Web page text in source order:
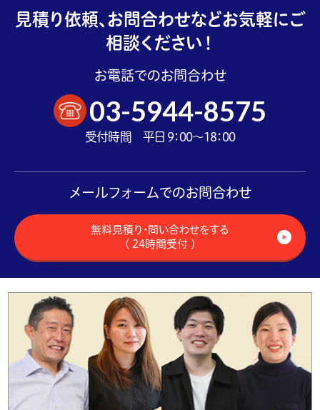
見積り依頼、お問合わせなどお気軽にご
相談ください！
お電話でのお問合わせ
03-5944-8575
受付時間 平日 9：00～18：00
メールフォームでのお問合わせ
無料見積り・問い合わせをする
（ 24時間受付 ）